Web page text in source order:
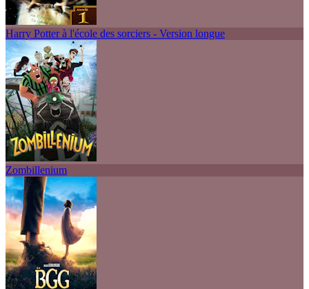
Harry Potter à l'école des sorciers - Version longue
Zombillenium